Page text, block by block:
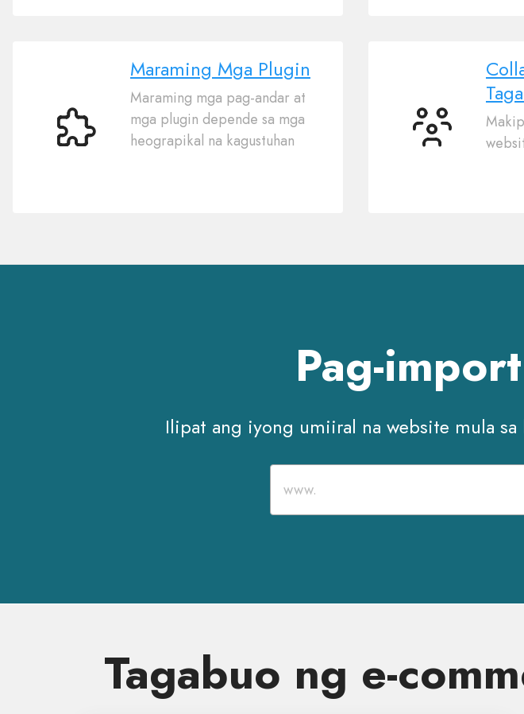
Maraming
Maraming Mga Plugin
Maraming mga pag-andar at
mga plugin depende sa mga
heograpikal na kagustuhan
Collaborative
Pag-
Ilipat ang iyong umiiral na website mula
Tagabuo ng e-